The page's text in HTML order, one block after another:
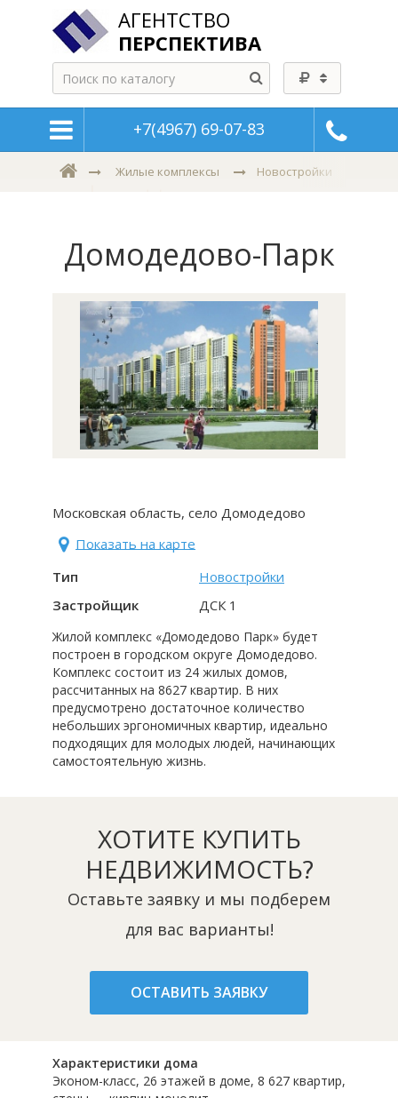
АГЕНТСТВО
ПЕРСПЕКТИВА
+7(4967) 69-07-83
Жилые комплексы Новостройки
Домодедово-Парк
Московская область, село Домодедово
Показать на карте
Тип
Новостройки
Застройщик
ДСК 1
Жилой комплекс «Домодедово Парк» будет
построен в городском округе Домодедово.
Комплекс состоит из 24 жилых домов,
рассчитанных на 8627 квартир. В них
предусмотрено достаточное количество
небольших эргономичных квартир, идеально
подходящих для молодых людей, начинающих
самостоятельную жизнь.
ХОТИТЕ КУПИТЬ
НЕДВИЖИМОСТЬ?
Оставьте заявку и мы подберем
для вас варианты!
ОСТАВИТЬ ЗАЯВКУ
Характеристики дома
Эконом-класс, 26 этажей в доме, 8 627 квартир,